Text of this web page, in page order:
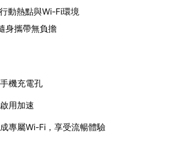
動熱點與Wi-Fi環境
身攜帶無負擔
機充電孔
用加速
專屬Wi-Fi，享受流暢體驗